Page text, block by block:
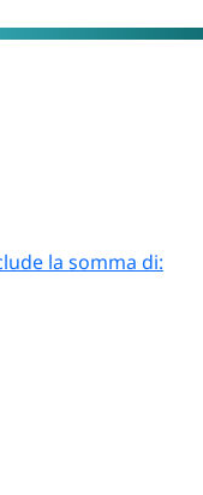
la somma di: